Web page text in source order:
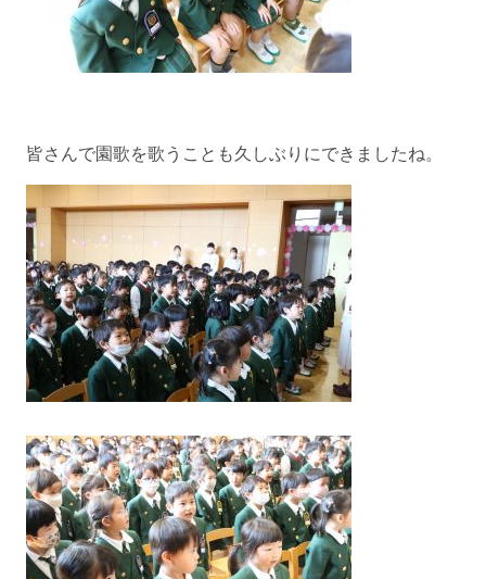
皆さんで園歌を歌うことも久しぶりにできましたね。